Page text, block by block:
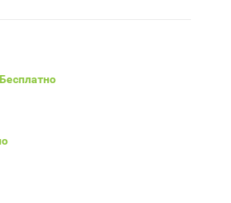
Бесплатно